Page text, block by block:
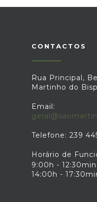
CONTACTOS
Rua Principal,
Martinho do
Email:
Telefone: 239
Horário de
9:00h - 12:30min
14:00h -